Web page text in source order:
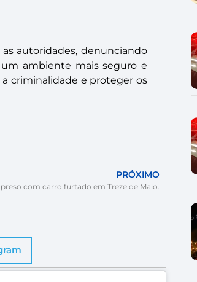
autoridades, denunciando
ambiente mais seguro e
criminalidade e proteger os
PRÓXIMO
com carro furtado em Treze de Maio.